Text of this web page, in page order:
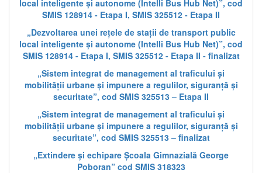
local inteligente și autonome (Intelli Bus Hub Net)”, cod
SMIS 128914 - Etapa I, SMIS 325512 - Etapa II
„Dezvoltarea unei rețele de stații de transport public
local inteligente și autonome (Intelli Bus Hub Net)”, cod
SMIS 128914 - Etapa I, SMIS 325512 - Etapa II - finalizat
„Sistem integrat de management al traficului și
mobilității urbane și impunere a regulilor, siguranță și
securitate”, cod SMIS 325513 – Etapa II
„Sistem integrat de management al traficului și
mobilității urbane și impunere a regulilor, siguranță și
securitate”, cod SMIS 325513 – finalizat
„Extindere și echipare Școala Gimnazială George
Poboran” cod SMIS 318323